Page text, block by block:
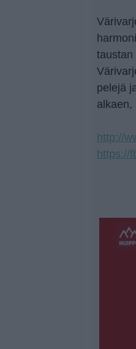
taustan
pelejä
alkaen,
http://
https://